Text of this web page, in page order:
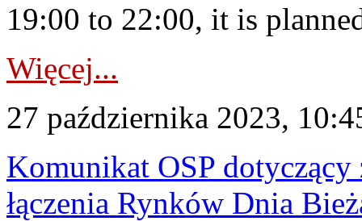
19:00 to 22:00, it is
Więcej...
27 października 2023,
Komunikat OSP dotyczący
łączenia Rynków Dnia